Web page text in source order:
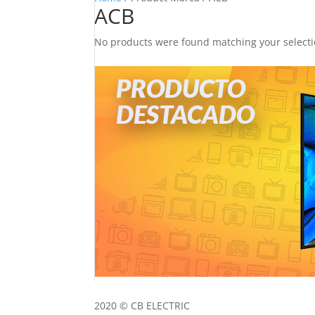
ACB
No products were found matching your
2020 © CB ELECTRIC